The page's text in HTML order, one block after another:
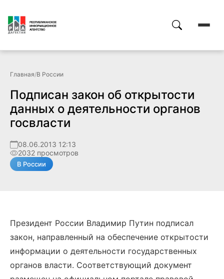
Главная/В России
Подписан закон об открытости
данных о деятельности органов
госвласти
08.06.2013 12:13
2032 просмотров
В России
Президент России Владимир Путин подписал
закон, направленный на обеспечение открытости
информации о деятельности государственных
органов власти. Соответствующий документ